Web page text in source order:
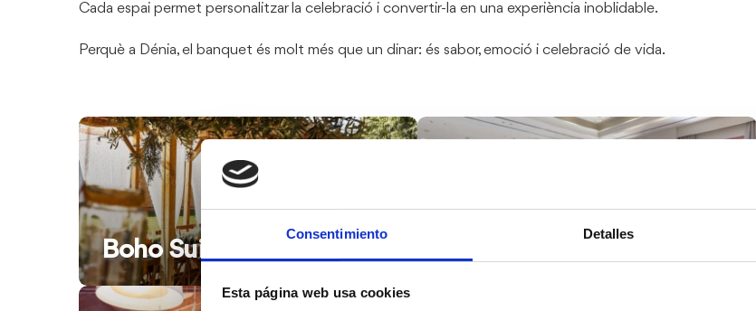
Consentimiento Detalles
Esta página web usa cookies
Cada espai permet personalitzar la celebració i convertir-la en una experiència inoblidable.
Perquè a Dénia, el banquet és molt més que un dinar: és sabor, emoció i celebració de vida.
Boho Suites Dénia
Dénia Marriott La Sella